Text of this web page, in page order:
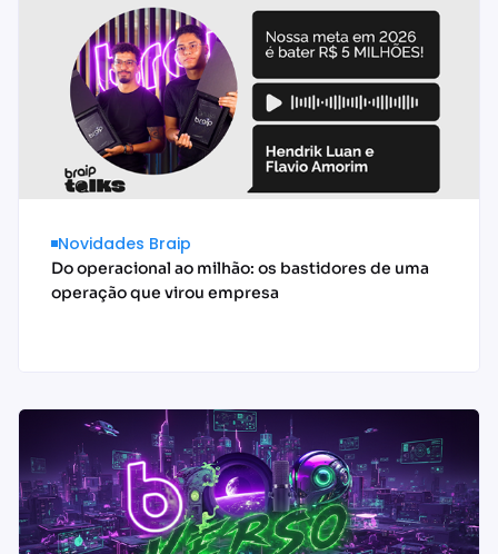
Novidades Braip
Do operacional ao milhão: os bastidores de uma
operação que virou empresa
Acessar conteúdo